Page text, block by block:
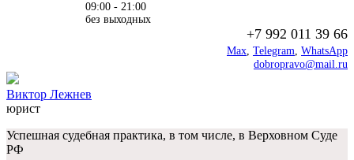
09:00 - 21:00
без выходных
+7 992 011 39 66
Max, Telegram, WhatsApp
dobropravo@mail.ru
Виктор Лежнев
юрист
Успешная судебная практика, в том числе, в Верховном Суде
РФ